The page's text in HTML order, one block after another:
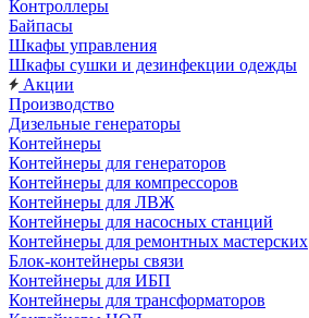
Контроллеры
Байпасы
Шкафы управления
Шкафы сушки и дезинфекции одежды
Акции
Производство
Дизельные генераторы
Контейнеры
Контейнеры для генераторов
Контейнеры для компрессоров
Контейнеры для ЛВЖ
Контейнеры для насосных станций
Контейнеры для ремонтных мастерских
Блок-контейнеры связи
Контейнеры для ИБП
Контейнеры для трансформаторов